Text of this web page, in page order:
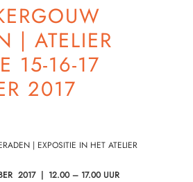
| ATELIER
15-16-17
2017
| EXPOSITIE IN HET ATELIER
2017 | 12.00 – 17.00 UUR